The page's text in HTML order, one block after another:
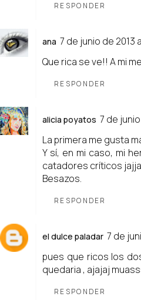
RESPONDER
ana 7 de junio de 2013
Que rica se ve!! A mi
RESPONDER
alicia poyatos 7 de
La primera me gusta
Y sí, en mi caso, mi
catadores críticos
Besazos.
RESPONDER
el dulce paladar 7 de
pues que ricos los
quedaria , ajajaj
RESPONDER